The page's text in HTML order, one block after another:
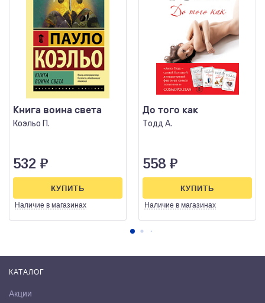
Книга воина света
Коэльо П.
532 ₽
Наличие в магазинах
КУПИТЬ
До того как
Тодд А.
558 ₽
Наличие в магазинах
КУПИТЬ
КАТАЛОГ
Акции